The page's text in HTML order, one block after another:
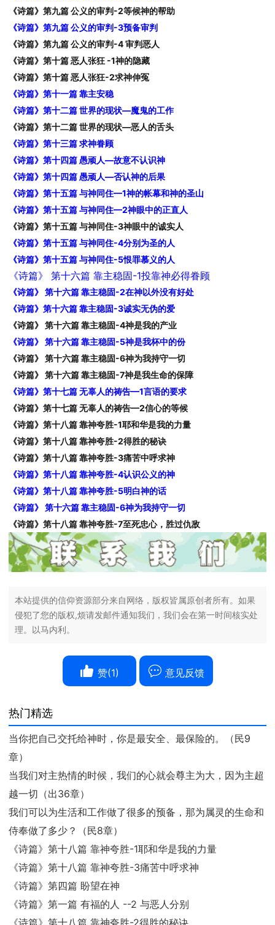
《诗篇》第九篇 公义的审判-2等候神的帮助
《诗篇》第九篇 公义的审判-3预备审判
《诗篇》第九篇 公义的审判-4 审判恶人
《诗篇》第十篇 恶人张狂 -1神的隐藏
《诗篇》第十篇 恶人张狂-2求神伸冤
《诗篇》第十一篇 靠主安稳
《诗篇》第十二篇 世界的现状—魔鬼的工作
《诗篇》第十二篇 世界的现状—恶人的舌头
《诗篇》第十三篇 求神眷顾
《诗篇》第十四篇 愚顽人—故意不认识神
《诗篇》第十四篇 愚顽人—否认神的后果
《诗篇》第十五篇 与神同住—1神的帐幕和神的圣山
《诗篇》第十五篇 与神同住—2神眼中的正直人
《诗篇》第十五篇 与神同住-3神眼中的诚实人
《诗篇》第十五篇 与神同住-4分别为圣的人
《诗篇》第十五篇 与神同住-5恨罪慕义的人
《诗篇》 第十六篇 靠主稳固-1投靠神必得眷顾
《诗篇》 第十六篇 靠主稳固-2在神以外没有好处
《诗篇》第十六篇 靠主稳固-3诚实无伪的爱
《诗篇》 第十六篇 靠主稳固-4神是我的产业
《诗篇》 第十六篇 靠主稳固-5神是我杯中的份
《诗篇》 第十六篇 靠主稳固-6神为我持守一切
《诗篇》 第十六篇 靠主稳固-7神是我生命的保障
《诗篇》第十七篇 无辜人的祷告—1言语的要求
《诗篇》第十七篇 无辜人的祷告—2信心的等候
《诗篇》第十八篇 靠神夸胜-1耶和华是我的力量
《诗篇》第十八篇 靠神夸胜-2得胜的秘诀
《诗篇》第十八篇 靠神夸胜-3痛苦中呼求神
《诗篇》第十八篇 靠神夸胜-4认识公义的神
《诗篇》第十八篇 靠神夸胜-5明白神的话
《诗篇》 第十六篇 靠主稳固-6神为我持守一切
《诗篇》第十八篇 靠神夸胜-7至死忠心，胜过仇敌
本站提供的信仰资源部分来自网络，版权皆属原创者所有。如果
侵犯了您的版权,烦请发邮件通知我们，我们会在第一时间核实处
理。以马内利。
赞(1) 意见反馈
热门精选
当你把自己交托给神时，你是最安全、最保险的。（民9
章）
当我们对主热情的时候，我们的心就会尊主为大，因为主超
越一切（出36章）
我们可以为生活和工作做了很多的预备，那为属灵的生命和
侍奉做了多少？（民8章）
《诗篇》第十八篇 靠神夸胜-1耶和华是我的力量
《诗篇》第十八篇 靠神夸胜-3痛苦中呼求神
《诗篇》第四篇 盼望在神
《诗篇》第一篇 有福的人 --2 与恶人分别